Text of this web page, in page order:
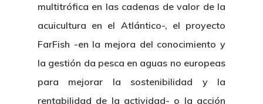
multitrófica en las cadenas de valor de la
acuicultura en el Atlántico-, el proyecto
FarFish -en la mejora del conocimiento y
la gestión da pesca en aguas no europeas
para mejorar la sostenibilidad y la
rentabilidad de la actividad- o la acción